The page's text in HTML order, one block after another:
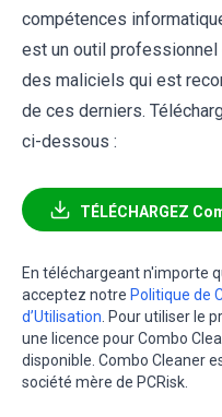
compétences
est un outil
des maliciels qui est
de ces derniers.
ci-dessous :
TÉLÉCHARGEZ
En téléchargeant n'importe
acceptez notre Politique de
d’Utilisation . Pour utiliser le
une licence pour Combo
disponible. Combo Cleaner
société mère de PCRisk.